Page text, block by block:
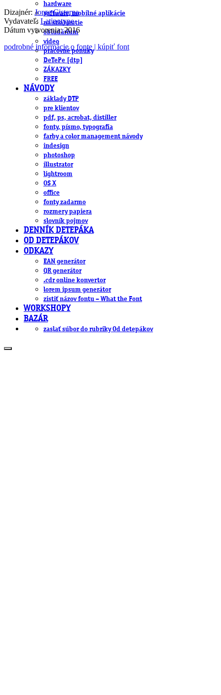
hardware
software, mobilné aplikácie
na stiahnutie
obludárium
video
pracovné ponuky
DeTePe [dtp]
ZÁKAZKY
FREE
NÁVODY
základy DTP
pre klientov
pdf, ps, acrobat, distiller
fonty, písmo, typografia
farby a color management návody
indesign
photoshop
illustrator
lightroom
OS X
office
fonty zadarmo
rozmery papiera
slovník pojmov
DENNÍK DETEPÁKA
OD DETEPÁKOV
ODKAZY
EAN generátor
QR generátor
.cdr online konvertor
lorem ipsum generátor
zistiť názov fontu – What the Font
WORKSHOPY
BAZÁR
zaslať súbor do rubriky Od detepákov
Dizajnér: Jorge Cisterna
Vydavateľ: Latinotype
Dátum vytvorenia: 2016
podrobné informácie o fonte | kúpiť font